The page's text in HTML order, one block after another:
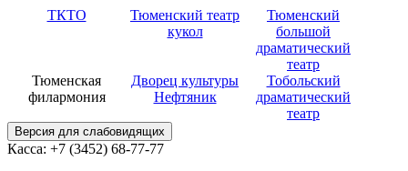
ТКТО
Тюменский театр
кукол
Тюменский
большой
драматический
театр
Тюменская
филармония
Дворец культуры
Нефтяник
Тобольский
драматический
театр
Версия для слабовидящих
Касса: +7 (3452) 68-77-77